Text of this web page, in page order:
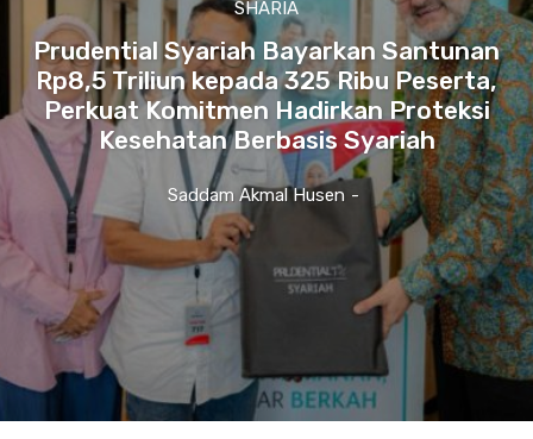
SHARIA
Prudential Syariah Bayarkan Santunan
Rp8,5 Triliun kepada 325 Ribu Peserta,
Perkuat Komitmen Hadirkan Proteksi
Kesehatan Berbasis Syariah
Saddam Akmal Husen -